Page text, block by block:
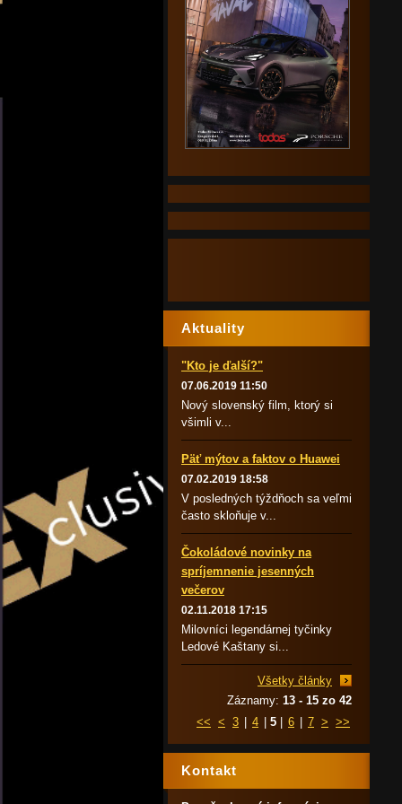
Aktuality
"Kto je ďalší?"
07.06.2019 11:50
Nový slovenský film, ktorý si
všimli v...
Päť mýtov a faktov o Huawei
07.02.2019 18:58
V posledných týždňoch sa veľmi
často skloňuje v...
Čokoládové novinky na
spríjemnenie jesenných
večerov
02.11.2018 17:15
Milovníci legendárnej tyčinky
Ledové Kaštany si...
Všetky články
Záznamy: 13 - 15 zo 42
<< < 3 4 5 6 7 > >>
Kontakt